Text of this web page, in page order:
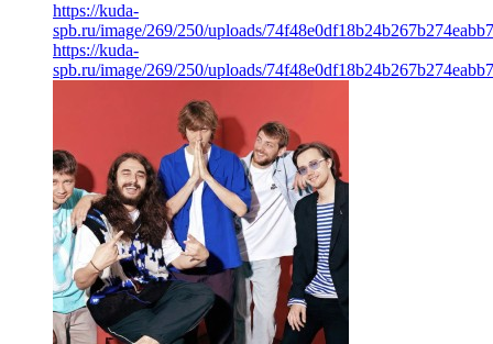
https://kuda-
spb.ru/image/269/250/uploads/
https://kuda-
spb.ru/image/269/250/uploads/